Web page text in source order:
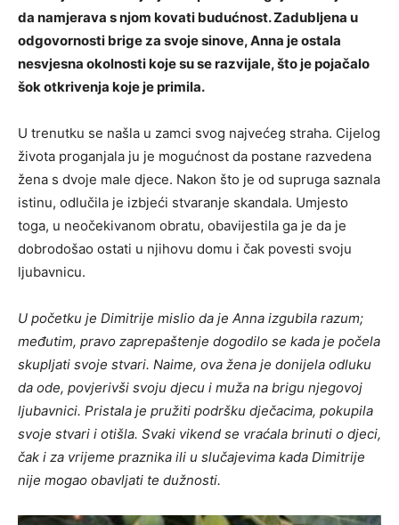
da namjerava s njom kovati budućnost. Zadubljena u
odgovornosti brige za svoje sinove, Anna je ostala
nesvjesna okolnosti koje su se razvijale, što je pojačalo
šok otkrivenja koje je primila.
U trenutku se našla u zamci svog najvećeg straha. Cijelog
života proganjala ju je mogućnost da postane razvedena
žena s dvoje male djece. Nakon što je od supruga saznala
istinu, odlučila je izbjeći stvaranje skandala. Umjesto
toga, u neočekivanom obratu, obavijestila ga je da je
dobrodošao ostati u njihovu domu i čak povesti svoju
ljubavnicu.
U početku je Dimitrije mislio da je Anna izgubila razum;
međutim, pravo zaprepaštenje dogodilo se kada je počela
skupljati svoje stvari. Naime, ova žena je donijela odluku
da ode, povjerivši svoju djecu i muža na brigu njegovoj
ljubavnici. Pristala je pružiti podršku dječacima, pokupila
svoje stvari i otišla. Svaki vikend se vraćala brinuti o djeci,
čak i za vrijeme praznika ili u slučajevima kada Dimitrije
nije mogao obavljati te dužnosti.